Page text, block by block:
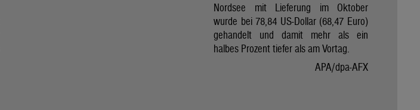
Nordsee mit Lieferung im Oktober
wurde bei 78,84 US-Dollar (68,47 Euro)
gehandelt und damit mehr als ein
halbes Prozent tiefer als am Vortag.
APA/dpa-AFX